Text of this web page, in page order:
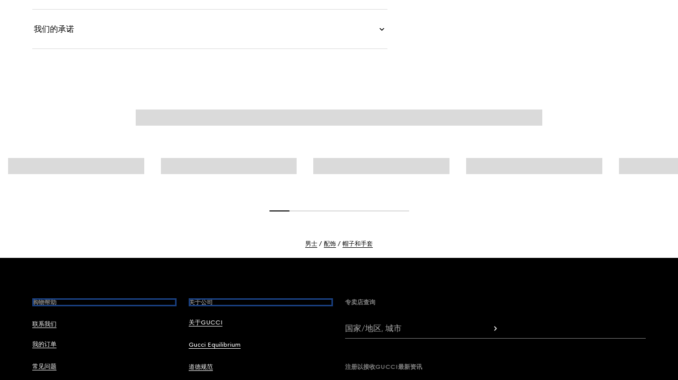
我们的承诺
男士 配饰 帽子和手套
购物帮助
联系我们
我的订单
常见问题
关于公司
关于GUCCI
Gucci Equilibrium
道德规范
专卖店查询
国家/地区, 城市
注册以接收GUCCI最新资讯